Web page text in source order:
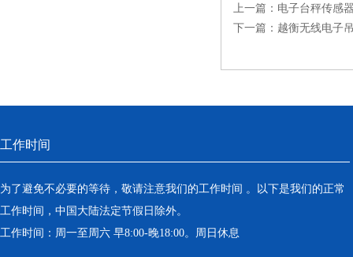
上一篇： 电子台秤传感
下一篇： 越衡无线电子
工作时间
为了避免不必要的等待，敬请注意我们的工作时间 。以下是我们的正常
工作时间，中国大陆法定节假日除外。
工作时间：周一至周六 早8:00-晚18:00。周日休息